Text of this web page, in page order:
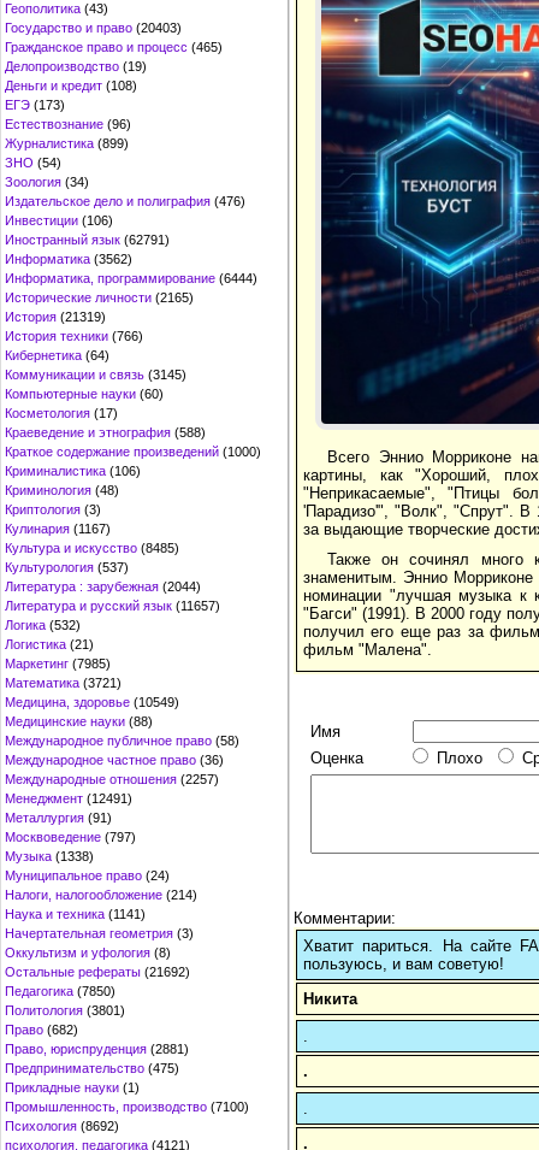
Геополитика (43)
Государство и право (20403)
Гражданское право и процесс (465)
Делопроизводство (19)
Деньги и кредит (108)
ЕГЭ (173)
Естествознание (96)
Журналистика (899)
ЗНО (54)
Зоология (34)
Издательское дело и полиграфия (476)
Инвестиции (106)
Иностранный язык (62791)
Информатика (3562)
Информатика, программирование (6444)
Исторические личности (2165)
История (21319)
История техники (766)
Кибернетика (64)
Коммуникации и связь (3145)
Компьютерные науки (60)
Косметология (17)
Краеведение и этнография (588)
Краткое содержание произведений (1000)
Криминалистика (106)
Криминология (48)
Криптология (3)
Кулинария (1167)
Культура и искусство (8485)
Культурология (537)
Литература : зарубежная (2044)
Литература и русский язык (11657)
Логика (532)
Логистика (21)
Маркетинг (7985)
Математика (3721)
Медицина, здоровье (10549)
Медицинские науки (88)
Международное публичное право (58)
Международное частное право (36)
Международные отношения (2257)
Менеджмент (12491)
Металлургия (91)
Москвоведение (797)
Музыка (1338)
Муниципальное право (24)
Налоги, налогообложение (214)
Наука и техника (1141)
Начертательная геометрия (3)
Оккультизм и уфология (8)
Остальные рефераты (21692)
Педагогика (7850)
Политология (3801)
Право (682)
Право, юриспруденция (2881)
Предпринимательство (475)
Прикладные науки (1)
Промышленность, производство (7100)
Психология (8692)
психология, педагогика (4121)
Всего Эннио Морриконе
картины, как "Хороший,
"Неприкасаемые", "Птицы
'Парадизо'", "Волк", "Спрут". В
за выдающие творческие
Также он сочинял много
знаменитым. Эннио
номинации "лучшая музыка к
"Багси" (1991). В 2000 году
получил его еще раз за
фильм "Малена".
Имя
Оценка
Плохо
Комментарии:
Хватит париться. На сайте
пользуюсь, и вам советую!
Никита
.
.